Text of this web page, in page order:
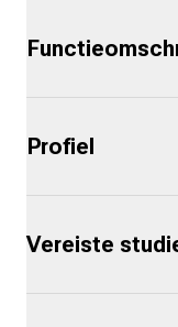
Profiel
Vereiste